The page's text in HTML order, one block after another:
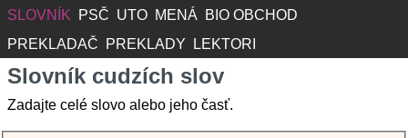
SLOVNÍK PSČ UTO MENÁ
BIO OBCHOD
PREKLADAČ
PREKLADY LEKTORI
Slovník cudzích slov
Zadajte celé slovo alebo jeho časť.